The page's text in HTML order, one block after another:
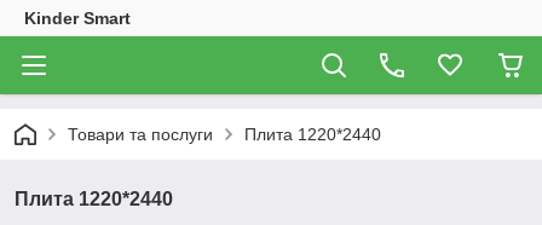
Kinder Smart
Товари та послуги Плита 1220*2440
Плита 1220*2440